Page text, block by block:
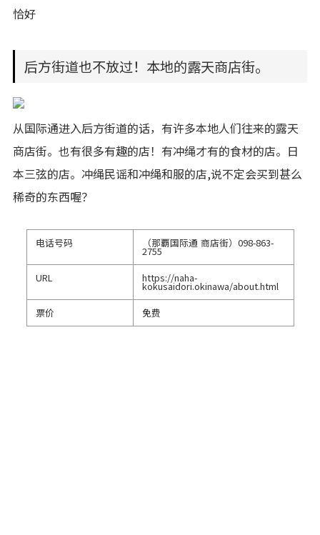
恰好
后方街道也不放过！本地的露天商店街。
从国际通进入后方街道的话，有许多本地人们往来的露天
商店街。也有很多有趣的店！有冲绳才有的食材的店。日
本三弦的店。冲绳民谣和冲绳和服的店,说不定会买到甚么
稀奇的东西喔？
电话号码 （那覇国际通 商店街）098-863-
2755
URL
https://naha-
kokusaidori.okinawa/about.html
票价
免费